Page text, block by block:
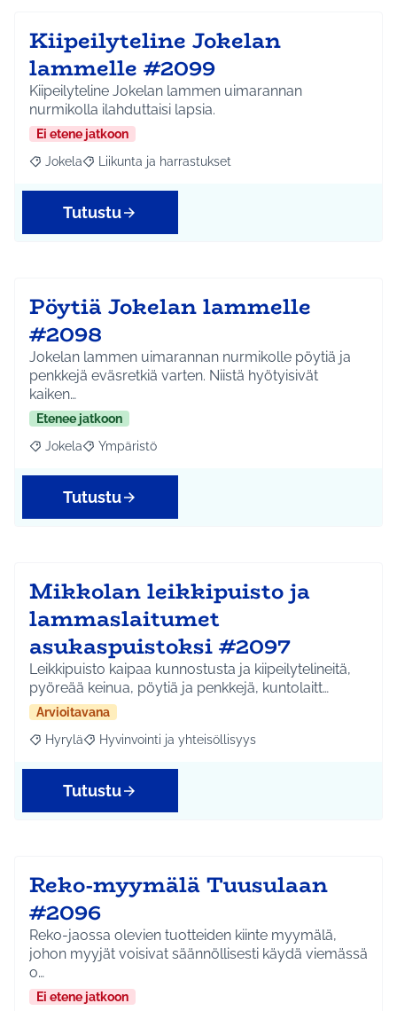
Kiipeilyteline Jokelan
lammelle #2099
Kiipeilyteline Jokelan lammen uimarannan
nurmikolla ilahduttaisi lapsia.
Ei etene jatkoon
Rajaa tulokset aihepiirin mukaan: Jokela
Jokela Rajaa tulokset teeman mukaan: Liikunta ja
Liikunta ja harrastukset
Tutustu
Pöytiä Jokelan lammelle
#2098
Jokelan lammen uimarannan nurmikolle pöytiä ja
penkkejä eväsretkiä varten. Niistä hyötyisivät
kaiken…
Etenee jatkoon
Rajaa tulokset aihepiirin mukaan: Jokela
Jokela Rajaa tulokset teeman mukaan: Ympäristö
Ympäristö
Tutustu
Mikkolan leikkipuisto ja
lammaslaitumet
asukaspuistoksi #2097
Leikkipuisto kaipaa kunnostusta ja kiipeilytelineitä,
pyöreää keinua, pöytiä ja penkkejä, kuntolaitt…
Arvioitavana
Rajaa tulokset aihepiirin mukaan: Hyrylä
Hyrylä Rajaa tulokset teeman mukaan: Hyvinvointi ja
Hyvinvointi ja yhteisöllisyys
Tutustu
Reko-myymälä Tuusulaan
#2096
Reko-jaossa olevien tuotteiden kiinte myymälä,
johon myyjät voisivat säännöllisesti käydä viemässä
o…
Ei etene jatkoon